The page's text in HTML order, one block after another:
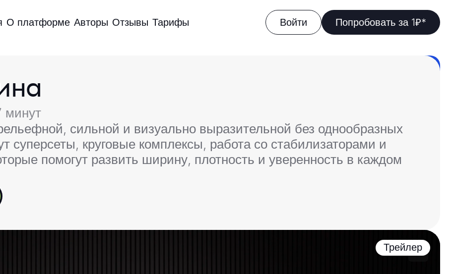
О платформе Авторы Отзывы Тарифы Войти Попробовать за 1₽*
минут
сильной и визуально выразительной без однообразных
суперсеты, круговые комплексы, работа со стабилизаторами и
помогут развить ширину, плотность и уверенность в каждом
Трейлер